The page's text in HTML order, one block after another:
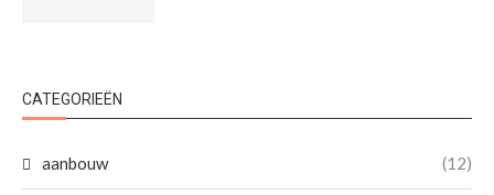
CATEGORIEËN
aanbouw (12)